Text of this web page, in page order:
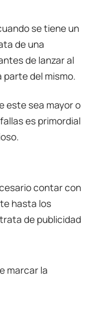
se tiene un
de una
de lanzar al
del mismo.
este sea mayor o
es primordial
contar con
hasta los
de publicidad
marcar la